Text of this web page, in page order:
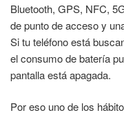
Bluetooth, GPS, NFC,
de punto de acceso y
Si tu teléfono está
el consumo de batería
pantalla está apagada.
Por eso uno de los